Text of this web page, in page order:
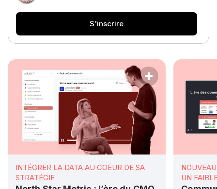
S'inscrire
INTÉGRER LA DATA AU COEUR DE SA
STRATÉGIE
UN